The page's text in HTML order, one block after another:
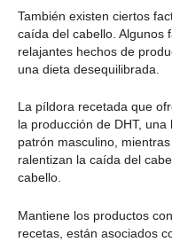
También existen ciertos
caída del cabello. Algunos
relajantes hechos de
una dieta desequilibrada.
La píldora recetada que
la producción de DHT,
patrón masculino,
ralentizan la caída del
cabello.
Mantiene los productos
recetas, están asociados